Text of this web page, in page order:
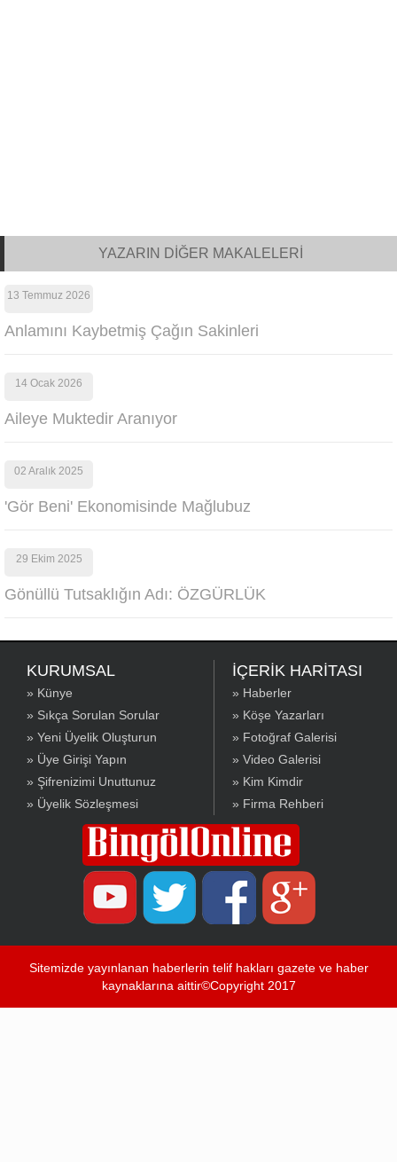
YAZARIN DİĞER MAKALELERİ
13 Temmuz 2026
Anlamını Kaybetmiş Çağın Sakinleri
14 Ocak 2026
Aileye Muktedir Aranıyor
02 Aralık 2025
'Gör Beni' Ekonomisinde Mağlubuz
29 Ekim 2025
Gönüllü Tutsaklığın Adı: ÖZGÜRLÜK
KURUMSAL
» Künye
» Sıkça Sorulan Sorular
» Yeni Üyelik Oluşturun
» Üye Girişi Yapın
» Şifrenizimi Unuttunuz
» Üyelik Sözleşmesi
İÇERİK HARİTASI
» Haberler
» Köşe Yazarları
» Fotoğraf Galerisi
» Video Galerisi
» Kim Kimdir
» Firma Rehberi
Sitemizde yayınlanan haberlerin telif hakları gazete ve haber
kaynaklarına aittir©Copyright 2017